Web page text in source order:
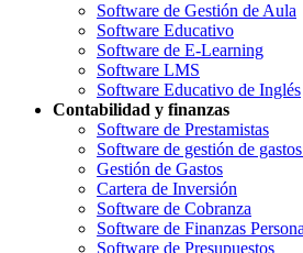
Software de Gestión de Aula
Software Educativo
Software de E-Learning
Software LMS
Software Educativo de Inglés
Contabilidad y finanzas
Software de Prestamistas
Software de gestión de
Gestión de Gastos
Cartera de Inversión
Software de Cobranza
Software de Finanzas
Software de Presupuestos